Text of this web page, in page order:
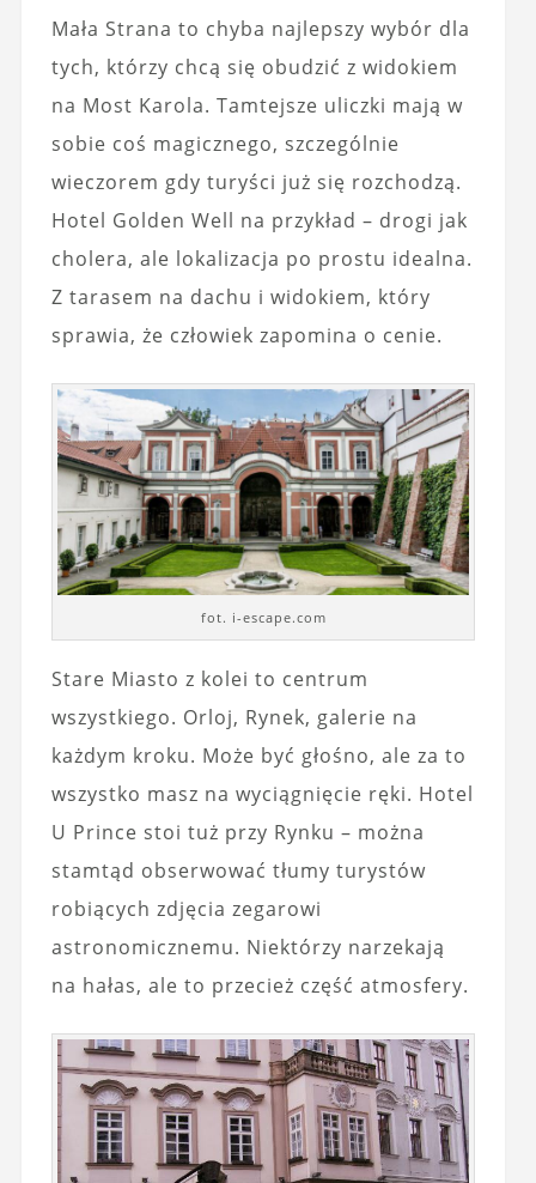
Mała Strana to chyba najlepszy wybór dla
tych, którzy chcą się obudzić z widokiem
na Most Karola. Tamtejsze uliczki mają w
sobie coś magicznego, szczególnie
wieczorem gdy turyści już się rozchodzą.
Hotel Golden Well na przykład – drogi jak
cholera, ale lokalizacja po prostu idealna.
Z tarasem na dachu i widokiem, który
sprawia, że człowiek zapomina o cenie.
fot. i-escape.com
Stare Miasto z kolei to centrum
wszystkiego. Orloj, Rynek, galerie na
każdym kroku. Może być głośno, ale za to
wszystko masz na wyciągnięcie ręki. Hotel
U Prince stoi tuż przy Rynku – można
stamtąd obserwować tłumy turystów
robiących zdjęcia zegarowi
astronomicznemu. Niektórzy narzekają
na hałas, ale to przecież część atmosfery.